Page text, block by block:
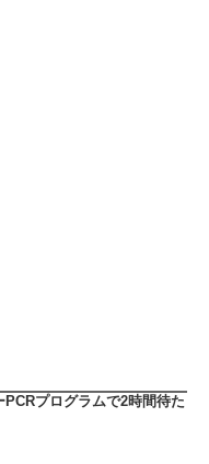
プログラムで2時間待た